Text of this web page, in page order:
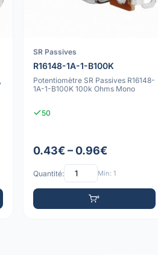
SR Passives
R16148-1A-1-B100K
Potentiomètre SR Passives R16148-
1A-1-B100K 100k Ohms Mono
50
0.43€ – 0.96€
Quantité: Min: 1